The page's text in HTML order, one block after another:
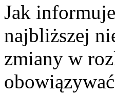
Jak
najbliższej
zmiany w